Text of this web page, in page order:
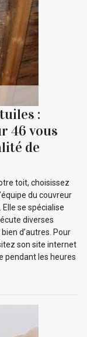
:
46 vous
de
toit, choisissez
du couvreur
se spécialise
diverses
d’autres. Pour
son site internet
pendant les heures